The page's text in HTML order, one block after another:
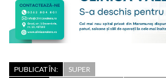
PUBLICAT ÎN:
SUPER